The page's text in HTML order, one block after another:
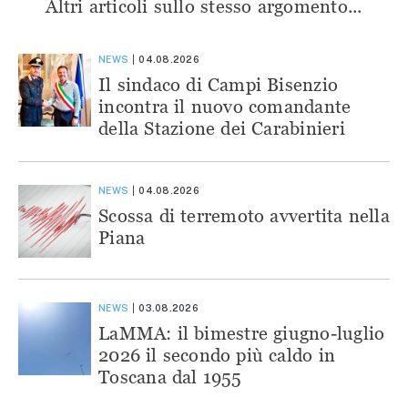
Altri articoli sullo stesso argomento...
NEWS 04.08.2026
Il sindaco di Campi Bisenzio
incontra il nuovo comandante
della Stazione dei Carabinieri
NEWS 04.08.2026
Scossa di terremoto avvertita nella
Piana
NEWS 03.08.2026
LaMMA: il bimestre giugno-luglio
2026 il secondo più caldo in
Toscana dal 1955